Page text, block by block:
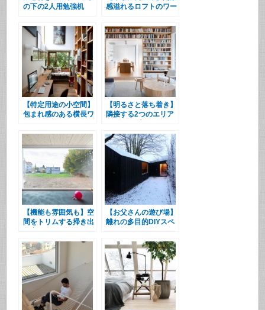
の下の2人用勉強机
感溢れるロフトのワー
【特定用途の小空間】
包まれ感のある横長ワ
【明るさと落ち着き】
隣接する2つのエリア
【機能も雰囲気も】空
間をトリムする掃き出
【お父さんの遊び場】
離れの多目的DIYスペ